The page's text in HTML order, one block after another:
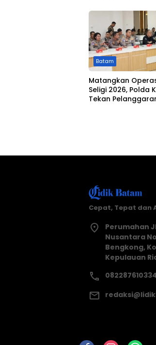
Batam
Matangkan
Seligi 2026, Polda
Tekan
Cepat, Tepat dan
Perumahan
Nusantara
Bengkong,
Kepulauan